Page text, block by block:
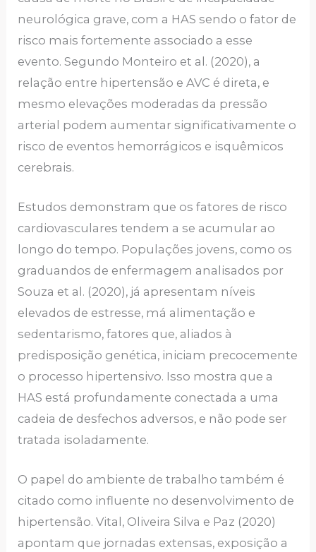
neurológica grave, com a HAS sendo o fator de
risco mais fortemente associado a esse
evento. Segundo Monteiro et al. (2020), a
relação entre hipertensão e AVC é direta, e
mesmo elevações moderadas da pressão
arterial podem aumentar significativamente o
risco de eventos hemorrágicos e isquêmicos
cerebrais.
Estudos demonstram que os fatores de risco
cardiovasculares tendem a se acumular ao
longo do tempo. Populações jovens, como os
graduandos de enfermagem analisados por
Souza et al. (2020), já apresentam níveis
elevados de estresse, má alimentação e
sedentarismo, fatores que, aliados à
predisposição genética, iniciam precocemente
o processo hipertensivo. Isso mostra que a
HAS está profundamente conectada a uma
cadeia de desfechos adversos, e não pode ser
tratada isoladamente.
O papel do ambiente de trabalho também é
citado como influente no desenvolvimento de
hipertensão. Vital, Oliveira Silva e Paz (2020)
apontam que jornadas extensas, exposição a